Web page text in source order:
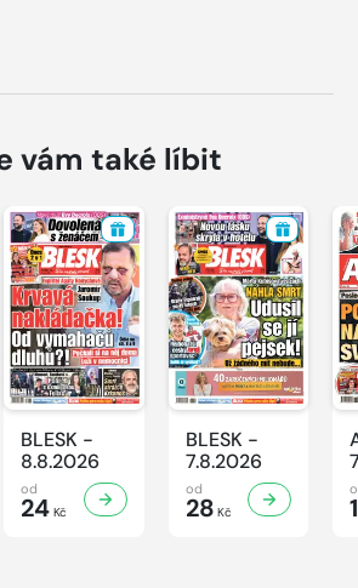
vám také líbit
BLESK -
8.8.2026
od
24Kč
BLESK -
7.8.2026
od
28 Kč